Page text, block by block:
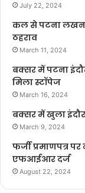
July 22, 2024
कल से पटना लखनऊ
ठहराव
March 11, 2024
बक्सर में पटना
मिला स्टॉपेज
March 16, 2024
बक्सर में खुला
March 9, 2024
फर्जी प्रमाणपत्र
एफआईआर दर्ज
August 22, 2024